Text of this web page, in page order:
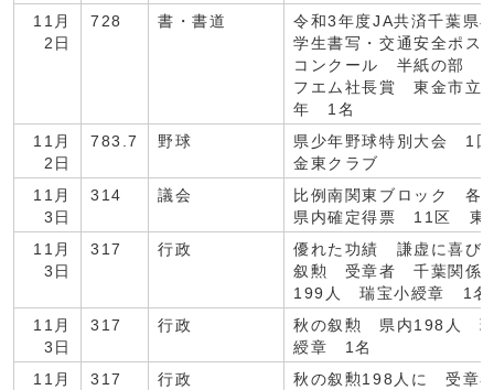
11月
2日
728 書・書道
令和3年度JA共済千葉県
学生書写・交通安全ポ
コンクール 半紙の部
フエム社長賞 東金市
年 1名
11月
2日
783.7 野球
県少年野球特別大会 1
金東クラブ
11月
3日
314 議会
比例南関東ブロック 各
県内確定得票 11区 東
11月
3日
317 行政
優れた功績 謙虚に喜び
叙勲 受章者 千葉関係
199人 瑞宝小綬章 1名
11月
3日
317 行政
秋の叙勲 県内198人
綬章 1名
11月
317 行政
秋の叙勲198人に 受章